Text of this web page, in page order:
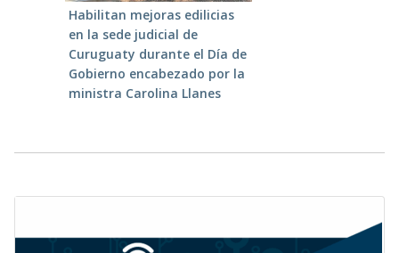
Habilitan mejoras edilicias
en la sede judicial de
Curuguaty durante el Día de
Gobierno encabezado por la
ministra Carolina Llanes